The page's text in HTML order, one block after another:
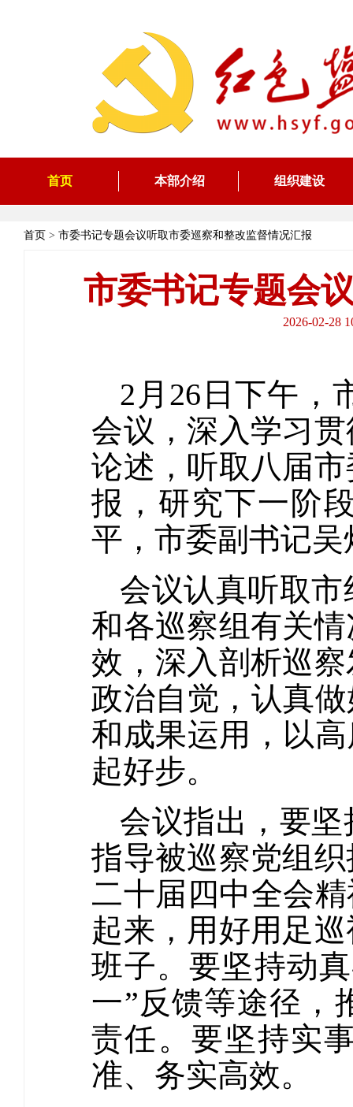
首页 本部介绍 组织建设
首页 > 市委书记专题会议听取市委巡察和整改监督情况汇报
市委书记专题会
2026-02-
2月26日下午，
会议，深入学习
论述，听取八届
报，研究下一阶
平，市委副书记
会议认真听取
和各巡察组有关
效，深入剖析巡
政治自觉，认真
和成果运用，以
起好步。
会议指出，要
指导被巡察党组
二十届四中全会
起来，用好用足
班子。要坚持动
一”反馈等途径，
责任。要坚持实
准、务实高效。